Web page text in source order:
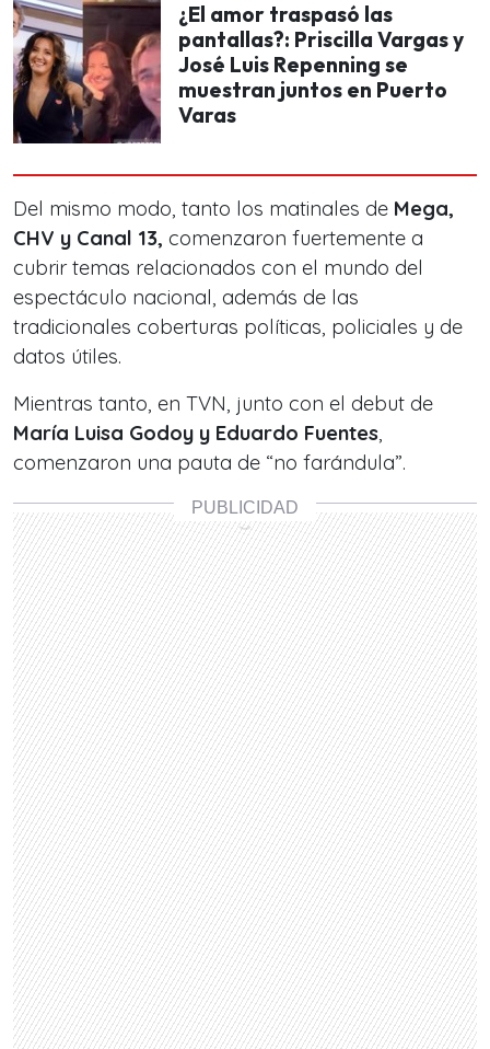
¿El amor traspasó las
pantallas?: Priscilla Vargas y
José Luis Repenning se
muestran juntos en Puerto
Varas
Del mismo modo, tanto los matinales de Mega,
CHV y Canal 13, comenzaron fuertemente a
cubrir temas relacionados con el mundo del
espectáculo nacional, además de las
tradicionales coberturas políticas, policiales y de
datos útiles.
Mientras tanto, en TVN, junto con el debut de
María Luisa Godoy y Eduardo Fuentes,
comenzaron una pauta de “no farándula”.